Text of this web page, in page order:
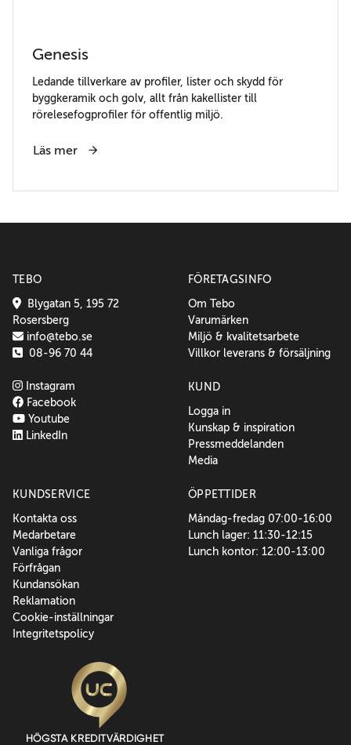
Genesis
Ledande tillverkare av profiler, lister och skydd för
byggkeramik och golv, allt från kakellister till
rörelesefogprofiler för offentlig miljö.
Läs mer
TEBO
Blygatan 5, 195 72
Rosersberg
info@tebo.se
08-96 70 44
Instagram
Facebook
Youtube
LinkedIn
FÖRETAGSINFO
Om Tebo
Varumärken
Miljö & kvalitetsarbete
Villkor leverans & försäljning
KUND
Logga in
Kunskap & inspiration
Pressmeddelanden
Media
KUNDSERVICE
Kontakta oss
Medarbetare
Vanliga frågor
Förfrågan
Kundansökan
Reklamation
Cookie-inställningar
Integritetspolicy
ÖPPETTIDER
Måndag-fredag 07:00-16:00
Lunch lager: 11:30-12:15
Lunch kontor: 12:00-13:00